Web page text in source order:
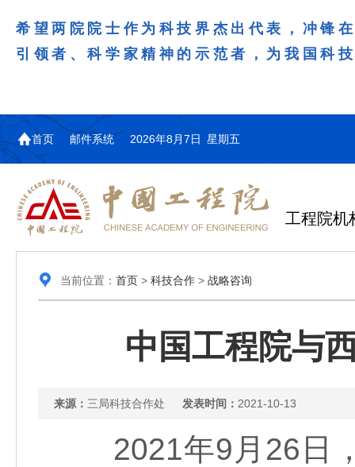
希望两院院士作为科技界杰出代表，冲锋
引领者、科学家精神的示范者，为我国科
首页 邮件系统 2026年8月7日 星期五
工程院机
当前位置： 首页> 科技合作> 战略咨询
中国工程院与
来源： 三局科技合作处 发表时间： 2021-10-13
2021年9月26日，